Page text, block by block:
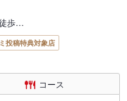
歩…
投稿特典対象店
コース